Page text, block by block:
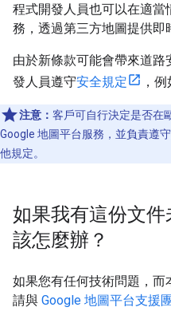
程式開發人員也可以在適當
務，透過第三方地圖提供即
由於新條款可能會帶來道路
發人員遵守安全規定 ，
注意： 客戶可自行決定是否在
Google 地圖平台服務，並負責遵
他規定。
如果我有這份文件
該怎麼辦？
如果您有任何技術問題，而
請與 Google 地圖平台支援